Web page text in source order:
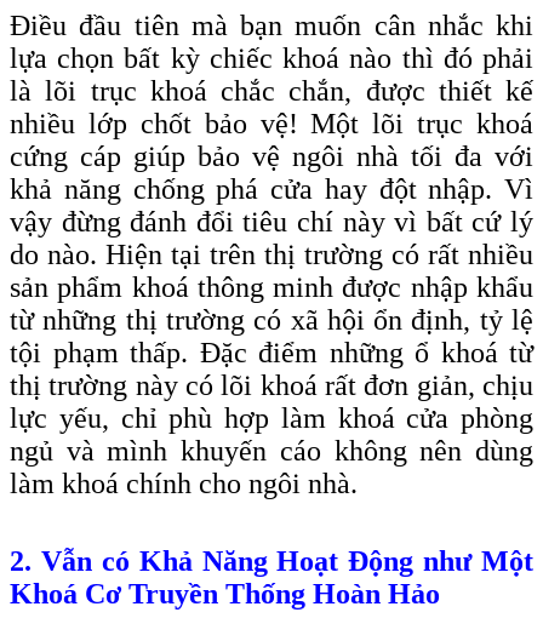
Điều đầu tiên mà bạn muốn cân nhắc khi
lựa chọn bất kỳ chiếc khoá nào thì đó phải
là lõi trục khoá chắc chắn, được thiết kế
nhiều lớp chốt bảo vệ! Một lõi trục khoá
cứng cáp giúp bảo vệ ngôi nhà tối đa với
khả năng chống phá cửa hay đột nhập. Vì
vậy đừng đánh đổi tiêu chí này vì bất cứ lý
do nào. Hiện tại trên thị trường có rất nhiều
sản phẩm khoá thông minh được nhập khẩu
từ những thị trường có xã hội ổn định, tỷ lệ
tội phạm thấp. Đặc điểm những ổ khoá từ
thị trường này có lõi khoá rất đơn giản, chịu
lực yếu, chỉ phù hợp làm khoá cửa phòng
ngủ và mình khuyến cáo không nên dùng
làm khoá chính cho ngôi nhà.
2. Vẫn có Khả Năng Hoạt Động như Một
Khoá Cơ Truyền Thống Hoàn Hảo